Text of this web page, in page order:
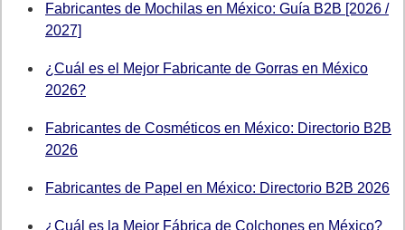
Fabricantes de Mochilas en México: Guía B2B [2026 /
2027]
¿Cuál es el Mejor Fabricante de Gorras en México
2026?
Fabricantes de Cosméticos en México: Directorio B2B
2026
Fabricantes de Papel en México: Directorio B2B 2026
¿Cuál es la Mejor Fábrica de Colchones en México?